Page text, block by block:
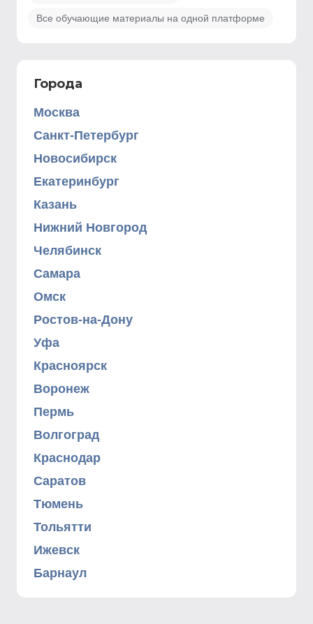
Все обучающие материалы на одной платформе
Города
Москва
Санкт-Петербург
Новосибирск
Екатеринбург
Казань
Нижний Новгород
Челябинск
Самара
Омск
Ростов-на-Дону
Уфа
Красноярск
Воронеж
Пермь
Волгоград
Краснодар
Саратов
Тюмень
Тольятти
Ижевск
Барнаул